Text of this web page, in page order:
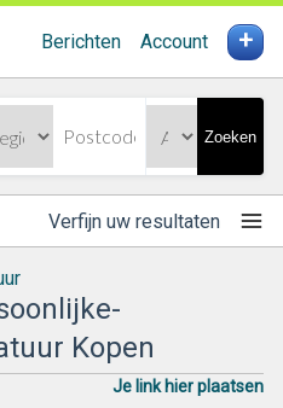
Berichten Account +
Zoeken
Verfijn uw resultaten
Kopen
Je link hier plaatsen